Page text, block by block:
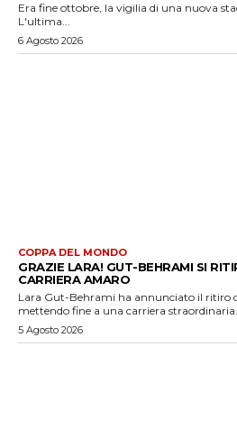
Era fine ottobre, la vigilia di una nuova
L'ultima...
6 Agosto 2026
COPPA DEL MONDO
GRAZIE LARA! GUT-BEHRAMI SI
CARRIERA AMARO
Lara Gut-Behrami ha annunciato il ritiro
mettendo fine a una carriera straordinaria...
5 Agosto 2026